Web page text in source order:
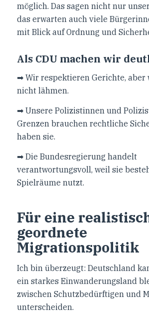
möglich. Das sagen nicht nur
das erwarten auch viele
mit Blick auf Ordnung und
Als CDU machen wir
➡ Wir respektieren Gerichte, aber
nicht lähmen.
➡ Unsere Polizistinnen und
Grenzen brauchen rechtliche
haben sie.
➡ Die Bundesregierung handelt
verantwortungsvoll, weil sie
Spielräume nutzt.
Für eine
geordnete
Migrationspolitik
Ich bin überzeugt: Deutschland
ein starkes Einwanderungsland
zwischen Schutzbedürftigen und
unterscheiden.